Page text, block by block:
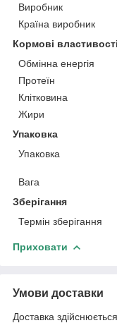
Виробник
Країна виробник
Кормові властивості
Обмінна енергія
Протеїн
Клітковина
Жири
Упаковка
Упаковка
Вага
Зберігання
Термін зберігання
Приховати
Умови доставки
Доставка